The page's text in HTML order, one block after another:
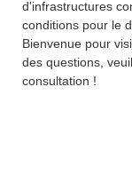
d'infrastructures
conditions pour le
Bienvenue pour
des questions,
consultation !